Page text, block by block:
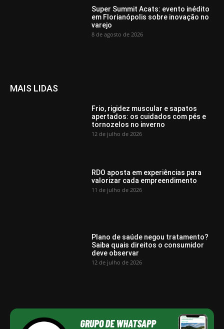
Super Summit Acats: evento inédito
em Florianópolis sobre inovação no
varejo
8 de agosto de 2026
MAIS LIDAS
Frio, rigidez muscular e sapatos
apertados: os cuidados com pés e
tornozelos no inverno
12 de julho de 2026
RDO aposta em experiências para
valorizar cada empreendimento
11 de julho de 2026
Plano de saúde negou tratamento?
Saiba quais direitos o consumidor
deve observar
12 de julho de 2026